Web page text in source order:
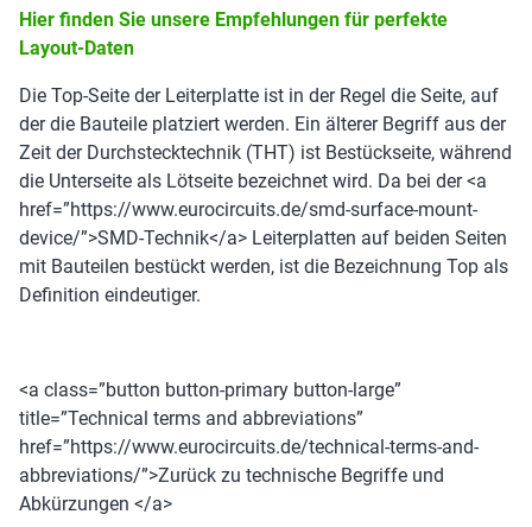
Hier finden Sie unsere Empfehlungen für perfekte
Layout-Daten
Die Top-Seite der Leiterplatte ist in der Regel die Seite, auf
der die Bauteile platziert werden. Ein älterer Begriff aus der
Zeit der Durchstecktechnik (THT) ist Bestückseite, während
die Unterseite als Lötseite bezeichnet wird. Da bei der <a
href=”https://www.eurocircuits.de/smd-surface-mount-
device/”>SMD-Technik</a> Leiterplatten auf beiden Seiten
mit Bauteilen bestückt werden, ist die Bezeichnung Top als
Definition eindeutiger.
<a class=”button button-primary button-large”
title=”Technical terms and abbreviations”
href=”https://www.eurocircuits.de/technical-terms-and-
abbreviations/”>Zurück zu technische Begriffe und
Abkürzungen </a>